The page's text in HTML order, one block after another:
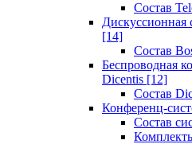
Состав
Дискуссионная
[14]
Состав
Беспроводная
Dicentis [12]
Состав
Конференц-
Состав